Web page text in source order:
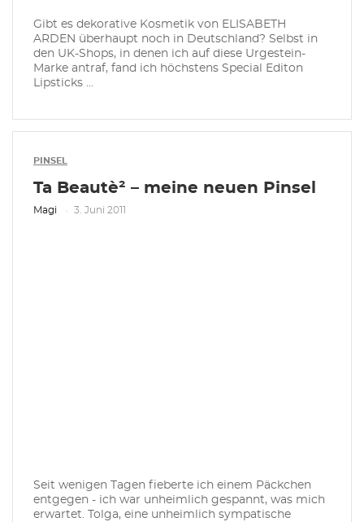
Gibt es dekorative Kosmetik von ELISABETH
ARDEN überhaupt noch in Deutschland? Selbst in
den UK-Shops, in denen ich auf diese Urgestein-
Marke antraf, fand ich höchstens Special Editon
Lipsticks ...
PINSEL
Ta Beautè² – meine neuen Pinsel
Magi 3. Juni 2011
Seit wenigen Tagen fieberte ich einem Päckchen
entgegen - ich war unheimlich gespannt, was mich
erwartet. Tolga, eine unheimlich sympatische